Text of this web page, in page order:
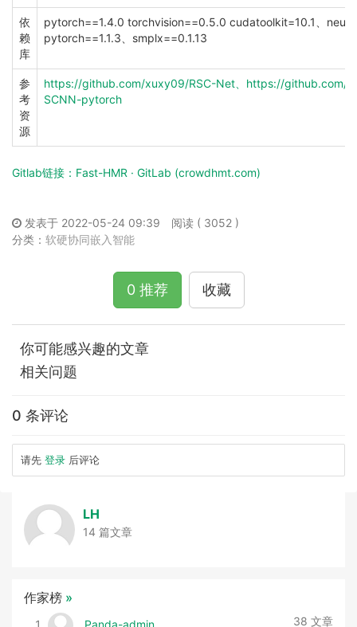
依
赖
库
pytorch==1.4.0 torchvision==0.5.0 cudatoolkit=10.1、
pytorch==1.1.3、smplx==0.1.13
参
考
资
源
https://github.com/xuxy09/RSC-Net、https://github.com/
SCNN-pytorch
Gitlab链接：Fast-HMR · GitLab (crowdhmt.com)
发表于 2022-05-24 09:39
阅读 ( 3052 )
分类： 软硬协同嵌入智能
0 推荐 收藏
你可能感兴趣的文章
相关问题
0 条评论
请先 登录 后评论
LH
14 篇文章
作家榜 »
Panda-admin 38 文章